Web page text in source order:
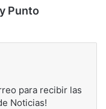
Punto
para recibir las
Noticias!